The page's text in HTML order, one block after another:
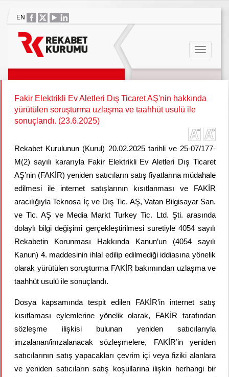
EN
Fakir Elektrikli Ev Aletleri Dış Ticaret AŞ'nin hakkında
yürütülen soruşturma uzlaşma ve taahhüt usulü ile
sonuçlandı. (23.6.2025)
Rekabet Kurulunun (Kurul) 20.02.2025 tarihli ve 25-07/177-
M(2) sayılı kararıyla Fakir Elektrikli Ev Aletleri Dış Ticaret
AŞ’nin (FAKİR)yeniden satıcıların satış fiyatlarına müdahale
edilmesi ile internet satışlarının kısıtlanması ve FAKİR
aracılığıyla Teknosa İç ve Dış Tic. AŞ, Vatan Bilgisayar San.
ve Tic. AŞ ve Media Markt Turkey Tic. Ltd. Şti. arasında
dolaylı bilgi değişimi gerçekleştirilmesi suretiyle 4054 sayılı
Rekabetin Korunması Hakkında Kanun’un (4054 sayılı
Kanun) 4. maddesinin ihlal edilip edilmediği iddiasına yönelik
olarak yürütülen soruşturma FAKİR bakımından uzlaşma ve
taahhüt usulü ile sonuçlandı.
Dosya kapsamında tespit edilen FAKİR’in internet satış
kısıtlaması eylemlerine yönelik olarak, FAKİR tarafından
sözleşme ilişkisi bulunan yeniden satıcılarıyla
imzalanan/imzalanacak sözleşmelere, FAKİR’in yeniden
satıcılarının satış yapacakları çevrim içi veya fiziki alanlara
ve yeniden satıcıların satış koşullarına ilişkin herhangi bir